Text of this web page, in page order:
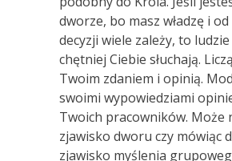
dworze, bo masz władzę i
decyzji wiele zależy, to
chętniej Ciebie słuchają.
Twoim zdaniem i opinią.
swoimi wypowiedziami
Twoich pracowników. Może
zjawisko dworu czy mówiąc
zjawisko myślenia